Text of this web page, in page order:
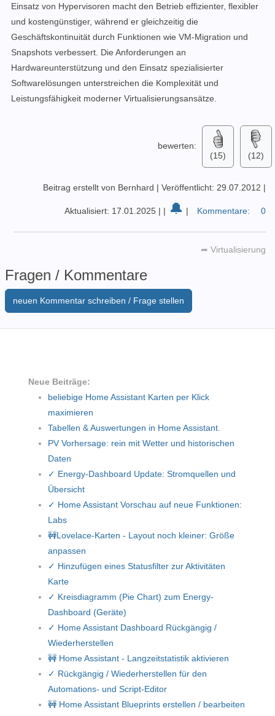
Einsatz von Hypervisoren macht den Betrieb effizienter, flexibler
und kostengünstiger, während er gleichzeitig die
Geschäftskontinuität durch Funktionen wie VM-Migration und
Snapshots verbessert. Die Anforderungen an
Hardwareunterstützung und den Einsatz spezialisierter
Softwarelösungen unterstreichen die Komplexität und
Leistungsfähigkeit moderner Virtualisierungsansätze.
bewerten:
(15)
(12)
Beitrag erstellt von Bernhard | Veröffentlicht: 29.07.2012 |
Aktualisiert: 17.01.2025 | | 🔔 | Kommentare: 0
➦ Virtualisierung
Fragen / Kommentare
neuen Kommentar schreiben / Frage stellen
Neue Beiträge:
beliebige Home Assistant Karten per Klick
maximieren
Tabellen & Auswertungen in Home Assistant.
PV Vorhersage: rein mit Wetter und historischen
Daten
✓ Energy-Dashboard Update: Stromquellen und
Übersicht
✓ Home Assistant Vorschau auf neue Funktionen:
Labs
🚧Lovelace-Karten - Layout noch kleiner: Größe
anpassen
✓ Hinzufügen eines Statusfilter zur Aktivitäten
Karte
✓ Kreisdiagramm (Pie Chart) zum Energy-
Dashboard (Geräte)
✓ Home Assistant Dashboard Rückgängig /
Wiederherstellen
🚧 Home Assistant - Langzeitstatistik aktivieren
✓ Rückgängig / Wiederherstellen für den
Automations- und Script-Editor
🚧 Home Assistant Blueprints erstellen / bearbeiten